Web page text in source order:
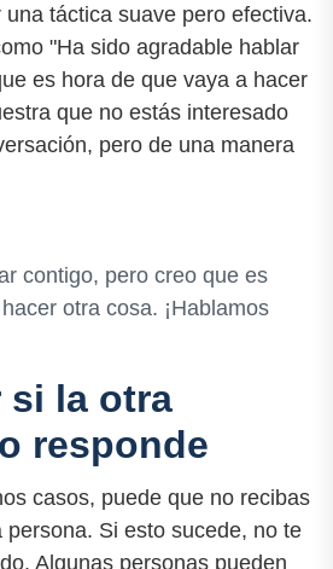
táctica suave pero efectiva.
"Ha sido agradable hablar
es hora de que vaya a hacer
que no estás interesado
pero de una manera
contigo, pero creo que es
otra cosa. ¡Hablamos
si la otra
responde
casos, puede que no recibas
persona. Si esto sucede, no te
Algunas personas pueden